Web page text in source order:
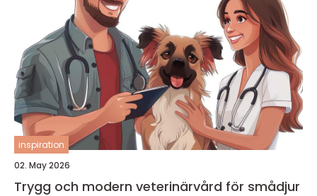
inspiration
02. May 2026
Trygg och modern veterinärvård för smådjur